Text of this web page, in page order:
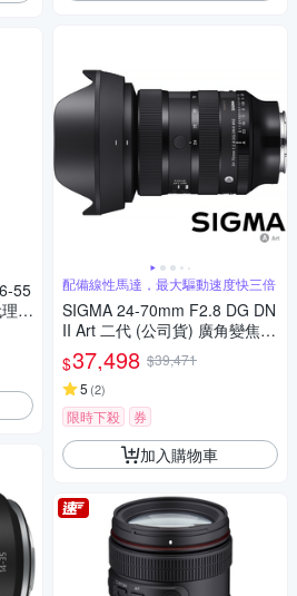
55
恆
配備線性馬達，最大驅動速度快三倍
SIGMA 24-70mm F2.8 DG DN
II Art 二代 (公司貨) 廣角變焦鏡
頭 全片幅無反微單眼鏡頭 旅遊
鏡 大三元
$37,498 $39,471
5 (2)
限時下殺 券
加入購物車